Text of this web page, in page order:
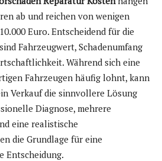
ab und reichen von wenigen
Euro. Entscheidend für die
Fahrzeugwert, Schadenumfang
Während sich eine
Fahrzeugen häufig lohnt, kann
Verkauf die sinnvollere Lösung
Diagnose, mehrere
eine realistische
die Grundlage für eine
Entscheidung.